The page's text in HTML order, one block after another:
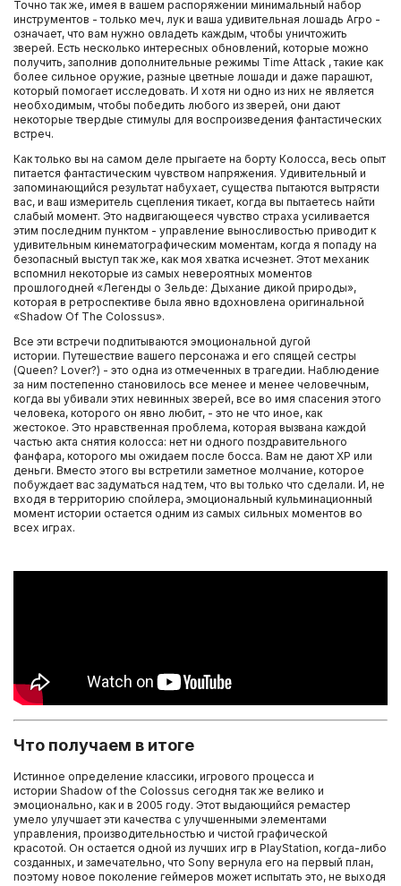
Точно так же, имея в вашем распоряжении минимальный набор
инструментов - только меч, лук и ваша удивительная лошадь Агро -
означает, что вам нужно овладеть каждым, чтобы уничтожить
зверей. Есть несколько интересных обновлений, которые можно
получить, заполнив дополнительные режимы Time Attack , такие как
более сильное оружие, разные цветные лошади и даже парашют,
который помогает исследовать. И хотя ни одно из них не является
необходимым, чтобы победить любого из зверей, они дают
некоторые твердые стимулы для воспроизведения фантастических
встреч.
Как только вы на самом деле прыгаете на борту Колосса, весь опыт
питается фантастическим чувством напряжения. Удивительный и
запоминающийся результат набухает, существа пытаются вытрясти
вас, и ваш измеритель сцепления тикает, когда вы пытаетесь найти
слабый момент. Это надвигающееся чувство страха усиливается
этим последним пунктом - управление выносливостью приводит к
удивительным кинематографическим моментам, когда я попаду на
безопасный выступ так же, как моя хватка исчезнет. Этот механик
вспомнил некоторые из самых невероятных моментов
прошлогодней «Легенды о Зельде: Дыхание дикой природы»,
которая в ретроспективе была явно вдохновлена оригинальной
«Shadow Of The Colossus».
Все эти встречи подпитываются эмоциональной дугой
истории. Путешествие вашего персонажа и его спящей сестры
(Queen? Lover?) - это одна из отмеченных в трагедии. Наблюдение
за ним постепенно становилось все менее и менее человечным,
когда вы убивали этих невинных зверей, все во имя спасения этого
человека, которого он явно любит, - это не что иное, как
жестокое. Это нравственная проблема, которая вызвана каждой
частью акта снятия колосса: нет ни одного поздравительного
фанфара, которого мы ожидаем после босса. Вам не дают XP или
деньги. Вместо этого вы встретили заметное молчание, которое
побуждает вас задуматься над тем, что вы только что сделали. И, не
входя в территорию спойлера, эмоциональный кульминационный
момент истории остается одним из самых сильных моментов во
всех играх.
Что получаем в итоге
Истинное определение классики, игрового процесса и
истории Shadow of the Colossus сегодня так же велико и
эмоционально, как и в 2005 году. Этот выдающийся ремастер
умело улучшает эти качества с улучшенными элементами
управления, производительностью и чистой графической
красотой. Он остается одной из лучших игр в PlayStation, когда-либо
созданных, и замечательно, что Sony вернула его на первый план,
поэтому новое поколение геймеров может испытать это, не выходя